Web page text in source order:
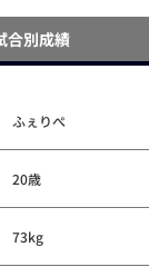
合別成績
ふぇりぺ
20歳
73kg